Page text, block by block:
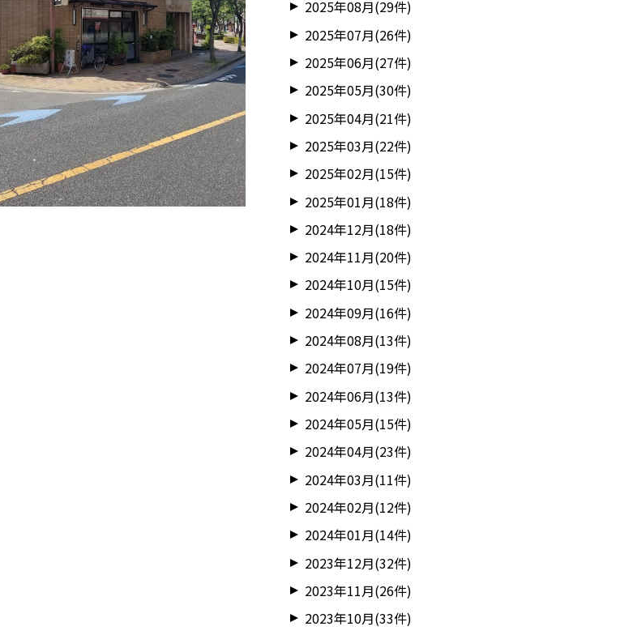
2025年08月(29件)
2025年07月(26件)
2025年06月(27件)
2025年05月(30件)
2025年04月(21件)
2025年03月(22件)
2025年02月(15件)
2025年01月(18件)
2024年12月(18件)
2024年11月(20件)
2024年10月(15件)
2024年09月(16件)
2024年08月(13件)
2024年07月(19件)
2024年06月(13件)
2024年05月(15件)
2024年04月(23件)
2024年03月(11件)
2024年02月(12件)
2024年01月(14件)
2023年12月(32件)
2023年11月(26件)
2023年10月(33件)